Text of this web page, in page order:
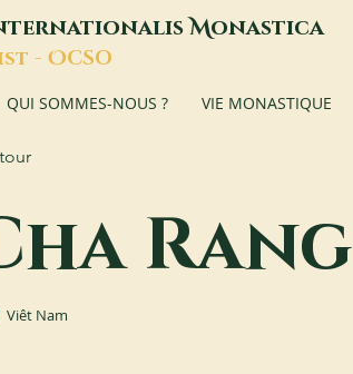
Monastica
- OCSO
QUI SOMMES-NOUS ? VIE MONASTIQUE
Rang
Viêt Nam